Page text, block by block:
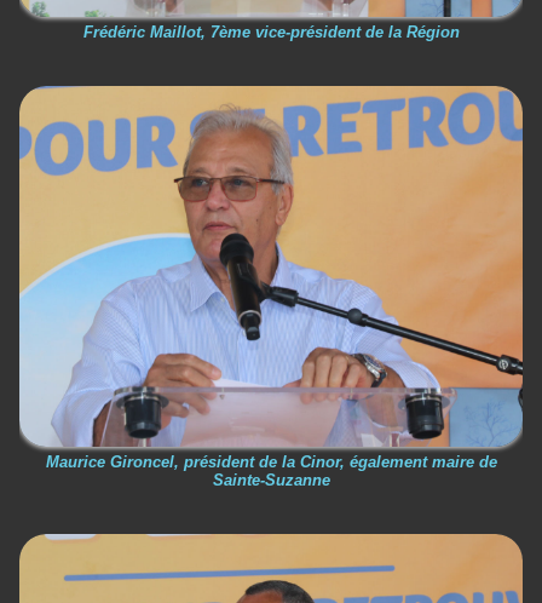
Frédéric Maillot, 7ème vice-président de la Région
Maurice Gironcel, président de la Cinor, également maire de
Sainte-Suzanne